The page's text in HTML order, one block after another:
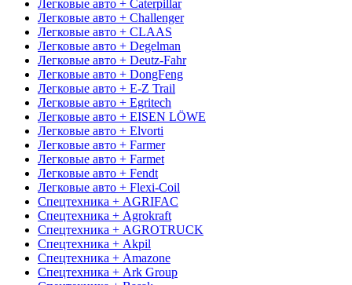
Легковые авто + Caterpillar
Легковые авто + Challenger
Легковые авто + CLAAS
Легковые авто + Degelman
Легковые авто + Deutz-Fahr
Легковые авто + DongFeng
Легковые авто + E-Z Trail
Легковые авто + Egritech
Легковые авто + EISEN LÖWE
Легковые авто + Elvorti
Легковые авто + Farmer
Легковые авто + Farmet
Легковые авто + Fendt
Легковые авто + Flexi-Coil
Спецтехника + AGRIFAC
Спецтехника + Agrokraft
Спецтехника + AGROTRUCK
Спецтехника + Akpil
Спецтехника + Amazone
Спецтехника + Ark Group